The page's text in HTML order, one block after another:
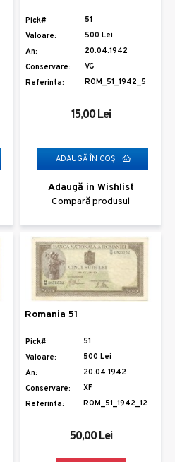
Pick#
51
Valoare:
500 Lei
An:
20.04.1942
Conservare:
VG
Referinta:
ROM_51_1942_5
15,00 Lei
ADAUGĂ ÎN COŞ
Adaugă in Wishlist
Compară produsul
Romania 51
Pick#
51
Valoare:
500 Lei
An:
20.04.1942
Conservare:
XF
Referinta:
ROM_51_1942_12
50,00 Lei